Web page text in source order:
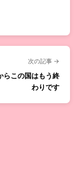
次の記事 →
らこの国はもう終
わりです